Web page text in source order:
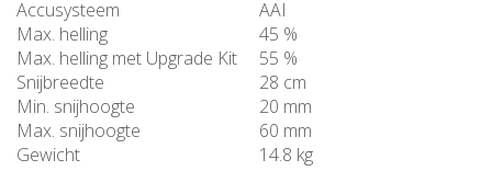
Accusysteem
AAI
Max. helling
45 %
Max. helling met Upgrade Kit
55 %
Snijbreedte
28 cm
Min. snijhoogte
20 mm
Max. snijhoogte
60 mm
Gewicht
14.8 kg